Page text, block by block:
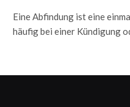
Eine Abfindung ist eine
häufig bei einer Kündigung